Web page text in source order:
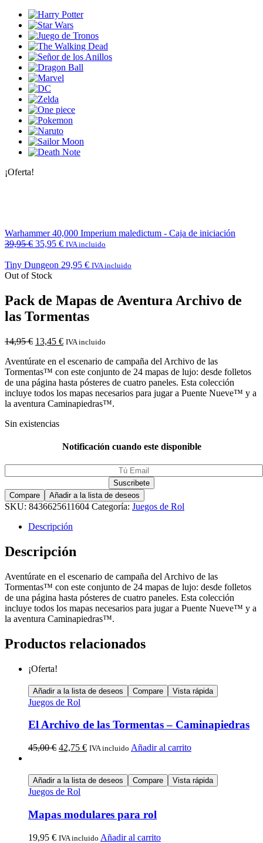
¡Oferta!
Warhammer 40,000 Imperium maledictum - Caja de iniciación
39,95€ 35,95 € IVA incluido
Tiny Dungeon 29,95 € IVA incluido
Out of Stock
Pack de Mapas de Aventura Archivo de
las Tormentas
14,95€ 13,45 € IVA incluido
Aventúrate en el escenario de campaña del Archivo de las
Tormentas™ con este conjunto de 24 mapas de lujo: desde folletos
de una página hasta pósteres de cuatro paneles. Esta colección
incluye todos los mapas necesarios para jugar a Puente Nueve™ y a
la aventura Caminapiedras™.
Sin existencias
Notificación cuando este disponible
Compare Añadir a la lista de deseos
SKU: 8436625611604 Categoría: Juegos de Rol
Descripción
Descripción
Aventúrate en el escenario de campaña del Archivo de las
Tormentas™ con este conjunto de 24 mapas de lujo: desde folletos
de una página hasta pósteres de cuatro paneles. Esta colección
incluye todos los mapas necesarios para jugar a Puente Nueve™ y a
la aventura Caminapiedras™.
Productos relacionados
¡Oferta!
Añadir a la lista de deseos Compare Vista rápida
Juegos de Rol
El Archivo de las Tormentas – Caminapiedras
45,00€ 42,75 € IVA incluido Añadir al carrito
Añadir a la lista de deseos Compare Vista rápida
Juegos de Rol
Mapas modulares para rol
19,95 € IVA incluido Añadir al carrito